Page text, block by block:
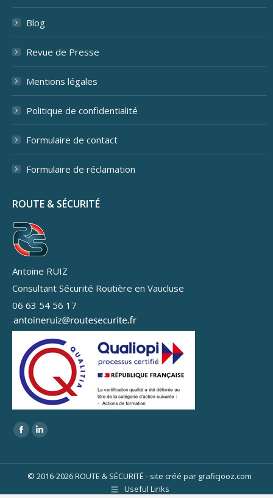
Blog
Revue de Presse
Mentions légales
Politique de confidentialité
Formulaire de contact
Formulaire de réclamation
ROUTE & SÉCURITÉ
Antoine RUIZ
Consultant Sécurité Routière en Vaucluse
06 63 54 56 17
Trouvez nous sur :
Facebook
LinkedIn
© 2016-2026 ROUTE & SÉCURITÉ - site créé par graficjooz.com
Useful Links